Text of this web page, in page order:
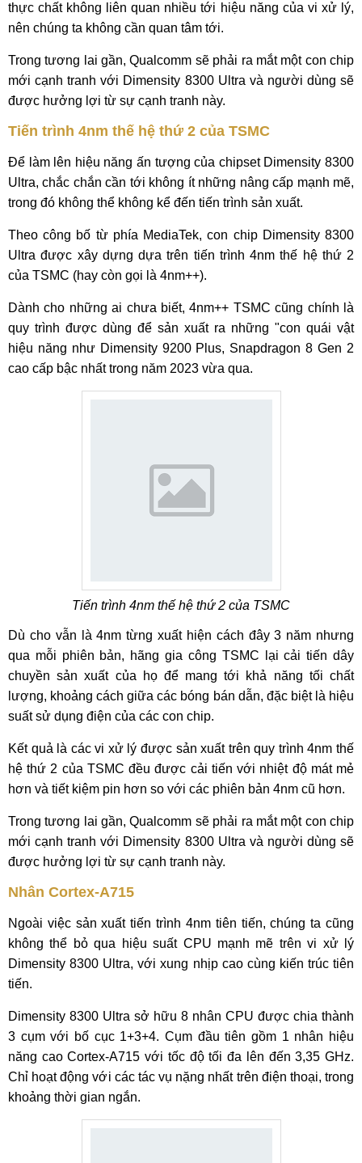
thực chất không liên quan nhiều tới hiệu năng của vi xử lý,
nên chúng ta không cần quan tâm tới.
Trong tương lai gần, Qualcomm sẽ phải ra mắt một con chip
mới cạnh tranh với Dimensity 8300 Ultra và người dùng sẽ
được hưởng lợi từ sự cạnh tranh này.
Tiến trình 4nm thế hệ thứ 2 của TSMC
Để làm lên hiệu năng ấn tượng của chipset Dimensity 8300
Ultra, chắc chắn cần tới không ít những nâng cấp mạnh mẽ,
trong đó không thể không kể đến tiến trình sản xuất.
Theo công bố từ phía MediaTek, con chip Dimensity 8300
Ultra được xây dựng dựa trên tiến trình 4nm thế hệ thứ 2
của TSMC (hay còn gọi là 4nm++).
Dành cho những ai chưa biết, 4nm++ TSMC cũng chính là
quy trình được dùng để sản xuất ra những "con quái vật
hiệu năng như Dimensity 9200 Plus, Snapdragon 8 Gen 2
cao cấp bậc nhất trong năm 2023 vừa qua.
Tiến trình 4nm thế hệ thứ 2 của TSMC
Dù cho vẫn là 4nm từng xuất hiện cách đây 3 năm nhưng
qua mỗi phiên bản, hãng gia công TSMC lại cải tiến dây
chuyền sản xuất của họ để mang tới khả năng tối chất
lượng, khoảng cách giữa các bóng bán dẫn, đặc biệt là hiệu
suất sử dụng điện của các con chip.
Kết quả là các vi xử lý được sản xuất trên quy trình 4nm thế
hệ thứ 2 của TSMC đều được cải tiến với nhiệt độ mát mẻ
hơn và tiết kiệm pin hơn so với các phiên bản 4nm cũ hơn.
Trong tương lai gần, Qualcomm sẽ phải ra mắt một con chip
mới cạnh tranh với Dimensity 8300 Ultra và người dùng sẽ
được hưởng lợi từ sự cạnh tranh này.
Nhân Cortex-A715
Ngoài việc sản xuất tiến trình 4nm tiên tiến, chúng ta cũng
không thể bỏ qua hiệu suất CPU mạnh mẽ trên vi xử lý
Dimensity 8300 Ultra, với xung nhịp cao cùng kiến trúc tiên
tiến.
Dimensity 8300 Ultra sở hữu 8 nhân CPU được chia thành
3 cụm với bố cục 1+3+4. Cụm đầu tiên gồm 1 nhân hiệu
năng cao Cortex-A715 với tốc độ tối đa lên đến 3,35 GHz.
Chỉ hoạt động với các tác vụ nặng nhất trên điện thoại, trong
khoảng thời gian ngắn.